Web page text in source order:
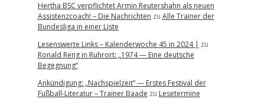
Hertha BSC verpflichtet Armin Reutershahn als neuen
Assistenzcoach! – Die Nachrichten zu Alle Trainer der
Bundesliga in einer Liste
Lesenswerte Links – Kalenderwoche 45 in 2024 | zu
Ronald Reng in Ruhrort: „1974 — Eine deutsche
Begegnung“
Ankündigung: „Nachspielzeit“ — Erstes Festival der
Fußball-Literatur – Trainer Baade zu Lesetermine